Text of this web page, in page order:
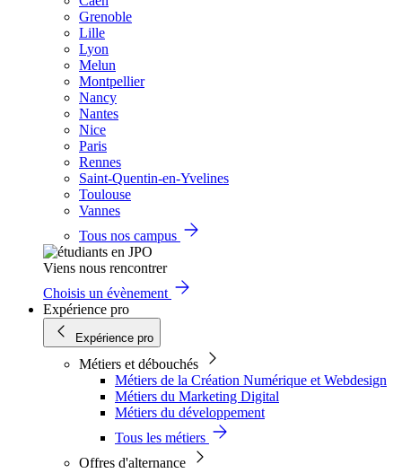
Grenoble
Lille
Lyon
Melun
Montpellier
Nancy
Nantes
Nice
Paris
Rennes
Saint-Quentin-en-Yvelines
Toulouse
Vannes
Tous nos campus
Viens nous rencontrer
Choisis un évènement
Expérience pro
Expérience pro
Métiers et débouchés
Métiers de la Création Numérique et Webdesign
Métiers du Marketing Digital
Métiers du développement
Tous les métiers
Offres d'alternance